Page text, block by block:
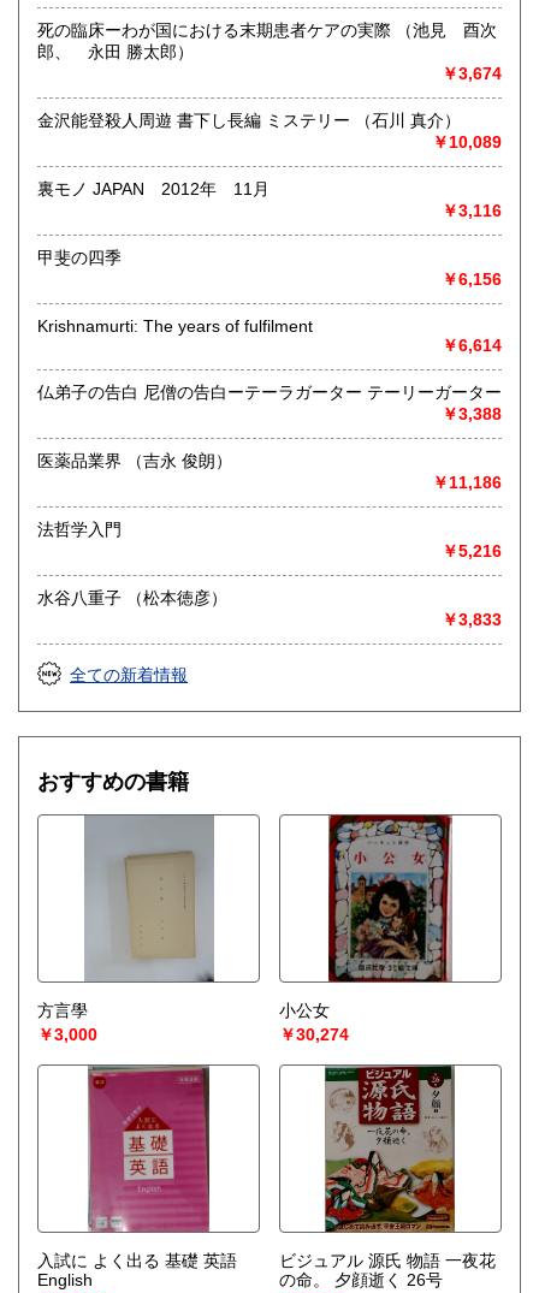
書籍の買取について
-
取り扱い分野
総記、哲学宗教、歴史、社会科学、自然科学、美術工芸、国
語国文、外国文学、古典籍、近代文献、趣味、外国書、サブ
カルチャー、古書一般（その他）
書籍全般
死の臨床ーわが国における末期患者ケアの実際 （池見 酉次
郎、 永田 勝太郎）
￥3,674
金沢能登殺人周遊 書下し長編 ミステリー （石川 真介）
￥10,089
裏モノ JAPAN 2012年 11月
￥3,116
甲斐の四季
￥6,156
Krishnamurti: The years of fulfilment
￥6,614
仏弟子の告白 尼僧の告白ーテーラガーター テーリーガーター
￥3,388
医薬品業界 （吉永 俊朗）
￥11,186
法哲学入門
￥5,216
水谷八重子 （松本徳彦）
￥3,833
全ての新着情報
おすすめの書籍
方言學
￥3,000
小公女
￥30,274
入試に よく出る 基礎 英語
English
ビジュアル 源氏 物語 一夜花
の命。 夕顔逝く 26号